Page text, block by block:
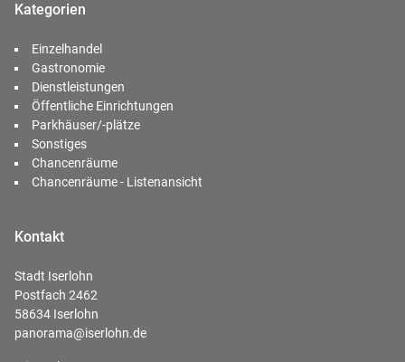
Kategorien
Einzelhandel
Gastronomie
Dienstleistungen
Öffentliche Einrichtungen
Parkhäuser/-plätze
Sonstiges
Chancenräume
Chancenräume - Listenansicht
Kontakt
Stadt Iserlohn
Postfach 2462
58634 Iserlohn
panorama@iserlohn.de